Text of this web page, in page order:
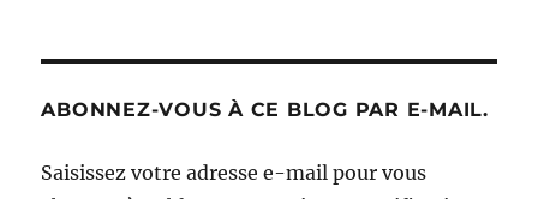
ABONNEZ-VOUS À CE BLOG PAR E-MAIL.
Saisissez votre adresse e-mail pour vous